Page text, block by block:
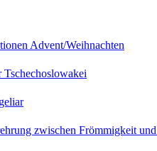
Advent/Weihnachten
zwischen Frömmigkeit